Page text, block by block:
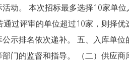
动。 本次招标最多选择10家单
过评审的单位超过10家，则择优
示排名依次递补。 五、入库单位
门的监督和指导。 （二）供应商